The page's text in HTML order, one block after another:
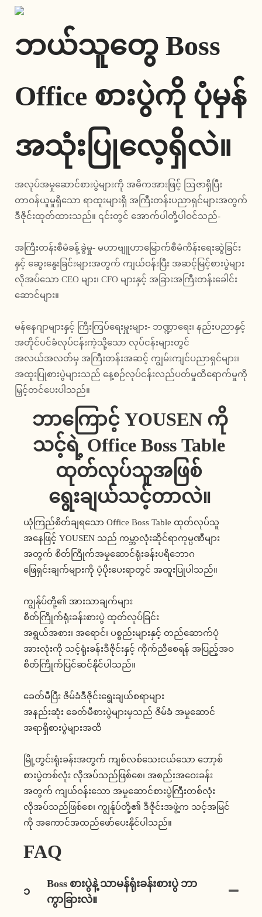
ဘယ်သူတွေ Boss
Office စားပွဲကို ပုံမှန်
အသုံးပြုလေ့ရှိလဲ။
အလုပ်အမှုဆောင်စားပွဲများကို အဓိကအားဖြင့် ဩဇာရှိပြီး
တာဝန်ယူမှုရှိသော ရာထူးများရှိ အကြီးတန်းပညာရှင်များအတွက်
ဒီဇိုင်းထုတ်ထားသည်။ ၎င်းတွင် အောက်ပါတို့ပါဝင်သည်-
အကြီးတန်းစီမံခန့်ခွဲမှု- မဟာဗျူဟာမြောက်စီမံကိန်းရေးဆွဲခြင်း
နှင့် ဆွေးနွေးခြင်းများအတွက် ကျယ်ဝန်းပြီး အဆင့်မြင့်စားပွဲများ
လိုအပ်သော CEO များ၊ CFO များနှင့် အခြားအကြီးတန်းခေါင်း
ဆောင်များ။
မန်နေဂျာများနှင့် ကြီးကြပ်ရေးမှူးများ- ဘဏ္ဍာရေး၊ နည်းပညာနှင့်
အတိုင်ပင်ခံလုပ်ငန်းကဲ့သို့သော လုပ်ငန်းများတွင်
အလယ်အလတ်မှ အကြီးတန်းအဆင့် ကျွမ်းကျင်ပညာရှင်များ၊
အထူးပြုစားပွဲများသည် နေ့စဉ်လုပ်ငန်းလည်ပတ်မှုထိရောက်မှုကို
မြှင့်တင်ပေးပါသည်။
ဘာကြောင့် YOUSEN ကို
သင့်ရဲ့ Office Boss Table
ထုတ်လုပ်သူအဖြစ်
ရွေးချယ်သင့်တာလဲ။
ယုံကြည်စိတ်ချရသော Office Boss Table ထုတ်လုပ်သူ
အနေဖြင့် YOUSEN သည် ကမ္ဘာလုံးဆိုင်ရာကုမ္ပဏီများ
အတွက် စိတ်ကြိုက်အမှုဆောင်ရုံးခန်းပရိဘောဂ
ဖြေရှင်းချက်များကို ပံ့ပိုးပေးရာတွင် အထူးပြုပါသည်။
ကျွန်ုပ်တို့၏ အားသာချက်များ
စိတ်ကြိုက်ရုံးခန်းစားပွဲ ထုတ်လုပ်ခြင်း
အရွယ်အစား၊ အရောင်၊ ပစ္စည်းများနှင့် တည်ဆောက်ပုံ
အားလုံးကို သင့်ရုံးခန်းဒီဇိုင်းနှင့် ကိုက်ညီစေရန် အပြည့်အဝ
စိတ်ကြိုက်ပြင်ဆင်နိုင်ပါသည်။
ခေတ်မီပြီး ဇိမ်ခံဒီဇိုင်းရွေးချယ်စရာများ
အနည်းဆုံး ခေတ်မီစားပွဲများမှသည် ဇိမ်ခံ အမှုဆောင်
အရာရှိစားပွဲများအထိ
မြို့တွင်းရုံးခန်းအတွက် ကျစ်လစ်သေးငယ်သော ဘော့စ်
စားပွဲတစ်လုံး လိုအပ်သည်ဖြစ်စေ၊ အစည်းအဝေးခန်း
အတွက် ကျယ်ဝန်းသော အမှုဆောင်စားပွဲကြီးတစ်လုံး
လိုအပ်သည်ဖြစ်စေ၊ ကျွန်ုပ်တို့၏ ဒီဇိုင်းအဖွဲ့က သင့်အမြင်
ကို အကောင်အထည်ဖော်ပေးနိုင်ပါသည်။
FAQ
၁
Boss စားပွဲနဲ့ သာမန်ရုံးခန်းစားပွဲ ဘာ
ကွာခြားလဲ။